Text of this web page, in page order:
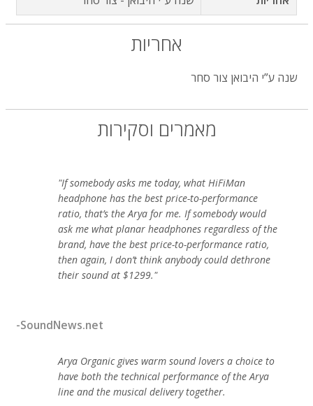
אחריות
שנה ע”י היבואן צור סחר
מאמרים וסקירות
"If somebody asks me today, what HiFiMan
headphone has the best price-to-performance
ratio, that’s the Arya for me. If somebody would
ask me what planar headphones regardless of the
brand, have the best price-to-performance ratio,
then again, I don’t think anybody could dethrone
their sound at $1299."
-SoundNews.net
Arya Organic gives warm sound lovers a choice to
have both the technical performance of the Arya
line and the musical delivery together.